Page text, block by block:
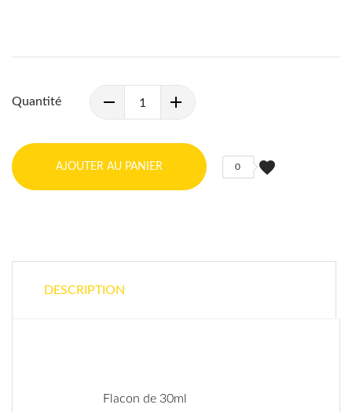
Quantité
AJOUTER AU PANIER favorite
0
DESCRIPTION
Flacon de 30ml